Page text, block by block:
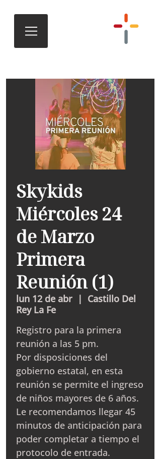
Skykids
Miércoles 24
de Marzo
Primera
Reunión (1)
lun 12 de abr
  |
Castillo Del
Rey La Fe
Registro para la primera
reunión a las 5 pm.
Por disposiciones del
gobierno estatal, en esta
reunión se permite el ingreso
de niños mayores de 6 años.
Le recomendamos llegar 45
minutos de anticipación para
poder completar a tiempo el
protocolo de entrada.